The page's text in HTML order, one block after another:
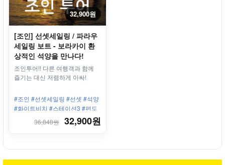
32,900원
[조인] 선셋세일링 / 파라우
세일링 보트 - 보라카이 환
상적인 석양을 만나다!
조인투어!! 다른 여행객과 함께
즐기는 대신 저렴하게 아싸!
#조인 #선셋세일링 #선셋 #석양
#화이트비치 #스테이션3 #편도
픽업제공 #무동력보트
36,848원 32,900원